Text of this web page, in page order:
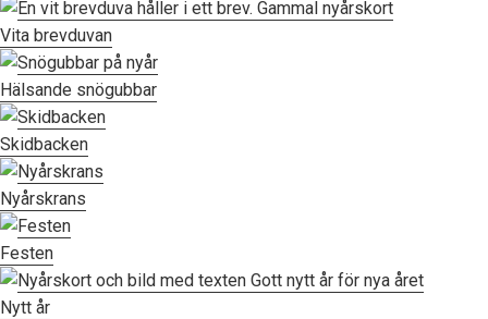
Vita brevduvan
Hälsande snögubbar
Skidbacken
Nyårskrans
Festen
Nytt år